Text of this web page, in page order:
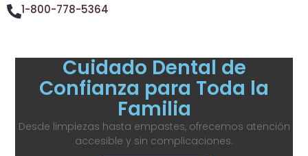
1-800-778-5364
Cuidado Dental de
Confianza para Toda la
Familia
Desde limpiezas hasta empastes, ofrecemos atención
accesible y sin complicaciones.